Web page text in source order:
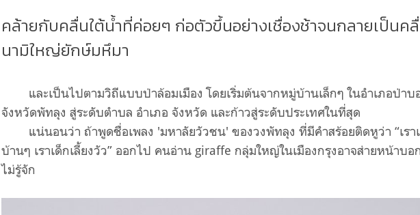
คล้ายกับคลื่นใต้น้ำที่ค่อยๆ ก่อตัวขึ้นอย่างเชื่องช้าจนกลายเป็นค
นามิใหญ่ยักษ์มหึมา
และเป็นไปตามวิถีแบบป่าล้อมเมือง โดยเริ่มต้นจากหมู่บ้านเล็กๆ ในอำเภอป่าบ
จังหวัดพัทลุง สู่ระดับตำบล อำเภอ จังหวัด และก้าวสู่ระดับประเทศในที่สุด
แน่นอนว่า ถ้าพูดชื่อเพลง 'มหาลัยวัวชน' ของวงพัทลุง ที่มีคำสร้อยติดหูว่า “เรา
บ้านๆ เราเด็กเลี้ยงวัว” ออกไป คนอ่าน giraffe กลุ่มใหญ่ในเมืองกรุงอาจส่ายหน้าบอ
ไม่รู้จัก